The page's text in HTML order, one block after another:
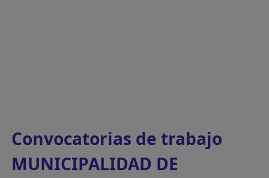
Convocatorias de trabajo
MUNICIPALIDAD DE